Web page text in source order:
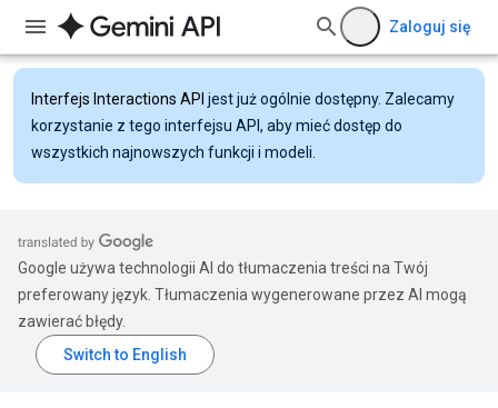
Zaloguj się
Interfejs Interactions API jest już ogólnie dostępny. Zalecamy
korzystanie z tego interfejsu API, aby mieć dostęp do
wszystkich najnowszych funkcji i modeli.
Google używa technologii AI do tłumaczenia treści na Twój
preferowany język. Tłumaczenia wygenerowane przez AI mogą
zawierać błędy.